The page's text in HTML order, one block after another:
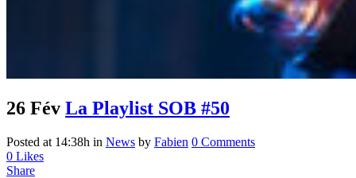
26 Fév La Playlist SOB #50
Posted at 14:38h in News by Fabien 0 Comments
0 Likes
Share